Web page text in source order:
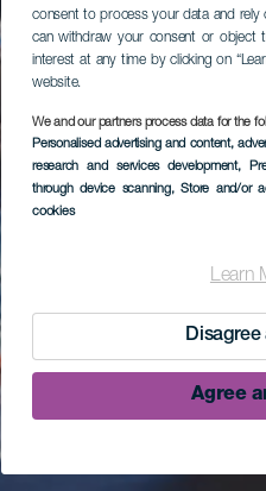
consent to process your data and rely
can withdraw your consent or object
interest at any time by clicking on
website.
We and our partners process data for the
Personalised advertising and content,
research and services development,
through device scanning, Store and/or
cookies
Learn
Disagree
Agree